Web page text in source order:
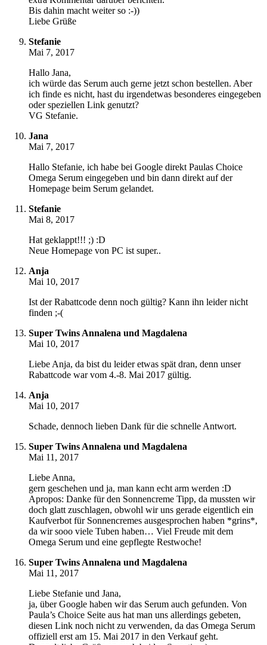
Bis dahin macht weiter so :-))
Liebe Grüße
Stefanie
Mai 7, 2017
Hallo Jana,
ich würde das Serum auch gerne jetzt schon bestellen. Aber
ich finde es nicht, hast du irgendetwas besonderes eingegeben
oder speziellen Link genutzt?
VG Stefanie.
Jana
Mai 7, 2017
Hallo Stefanie, ich habe bei Google direkt Paulas Choice
Omega Serum eingegeben und bin dann direkt auf der
Homepage beim Serum gelandet.
Stefanie
Mai 8, 2017
Hat geklappt!!! ;) :D
Neue Homepage von PC ist super..
Anja
Mai 10, 2017
Ist der Rabattcode denn noch gültig? Kann ihn leider nicht
finden ;-(
Super Twins Annalena und Magdalena
Mai 10, 2017
Liebe Anja, da bist du leider etwas spät dran, denn unser
Rabattcode war vom 4.-8. Mai 2017 gültig.
Anja
Mai 10, 2017
Schade, dennoch lieben Dank für die schnelle Antwort.
Super Twins Annalena und Magdalena
Mai 11, 2017
Liebe Anna,
gern geschehen und ja, man kann echt arm werden :D
Apropos: Danke für den Sonnencreme Tipp, da mussten wir
doch glatt zuschlagen, obwohl wir uns gerade eigentlich ein
Kaufverbot für Sonnencremes ausgesprochen haben *grins*,
da wir sooo viele Tuben haben… Viel Freude mit dem
Omega Serum und eine gepflegte Restwoche!
Super Twins Annalena und Magdalena
Mai 11, 2017
Liebe Stefanie und Jana,
ja, über Google haben wir das Serum auch gefunden. Von
Paula’s Choice Seite aus hat man uns allerdings gebeten,
diesen Link noch nicht zu verwenden, da das Omega Serum
offiziell erst am 15. Mai 2017 in den Verkauf geht.